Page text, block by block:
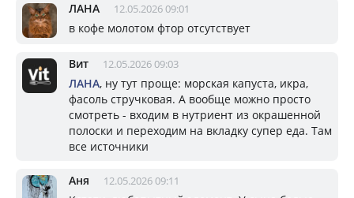
ЛАНА 12.05.2026 09:01
в кофе молотом фтор отсутствует
Вит 12.05.2026 09:03
ЛАНА, ну тут проще: морская капуста, икра,
фасоль стручковая. А вообще можно просто
смотреть - входим в нутриент из окрашенной
полоски и переходим на вкладку супер еда. Там
все источники
Аня 12.05.2026 09:11